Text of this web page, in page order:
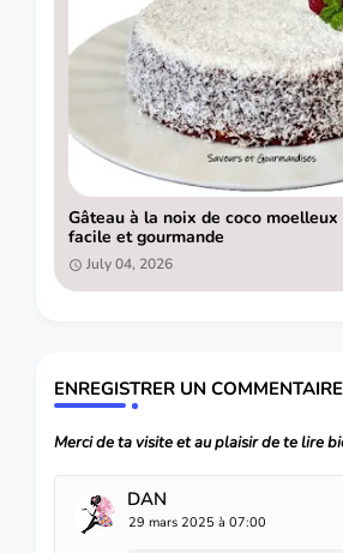
Gâteau à la noix de coco
facile et gourmande
July 04, 2026
ENREGISTRER UN COMMENTAIRE
Merci de ta visite et au plaisir de te lire
DAN
29 mars 2025 à 07:00